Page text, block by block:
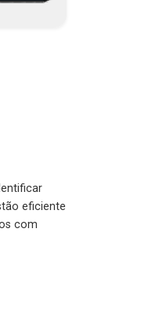
eficiente
com